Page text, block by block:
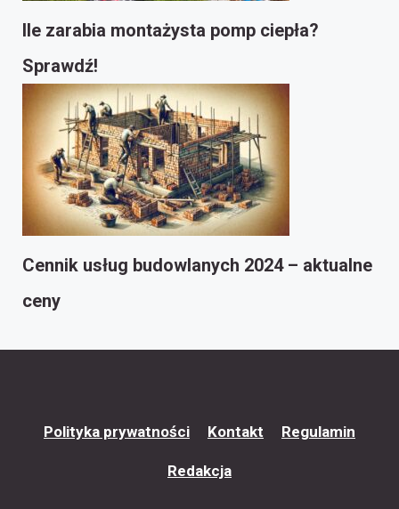
Ile zarabia montażysta pomp ciepła?
Sprawdź!
Cennik usług budowlanych 2024 – aktualne
ceny
Polityka prywatności Kontakt Regulamin
Redakcja